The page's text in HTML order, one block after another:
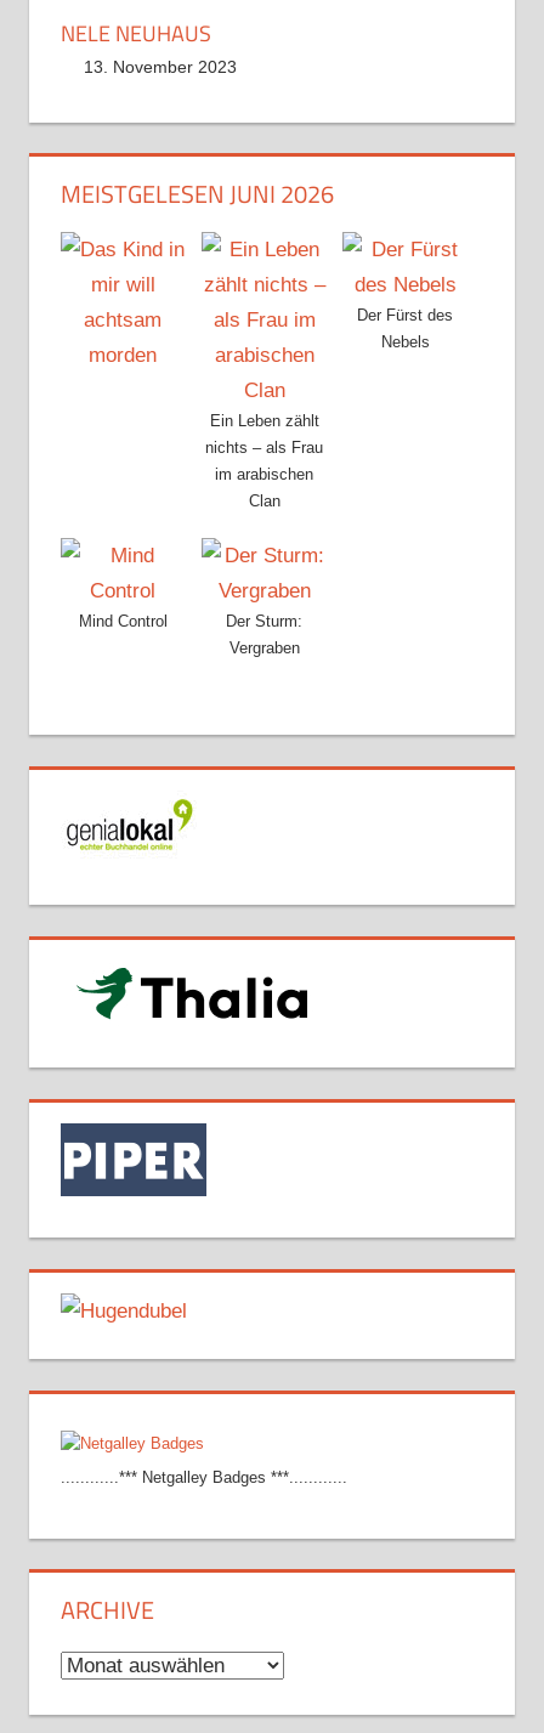
NELE NEUHAUS
13. November 2023
MEISTGELESEN JUNI 2026
Ein Leben zählt
nichts – als Frau
im arabischen
Clan
Der Fürst des
Nebels
Mind Control
Der Sturm:
Vergraben
............*** Netgalley Badges ***............
ARCHIVE
Archive